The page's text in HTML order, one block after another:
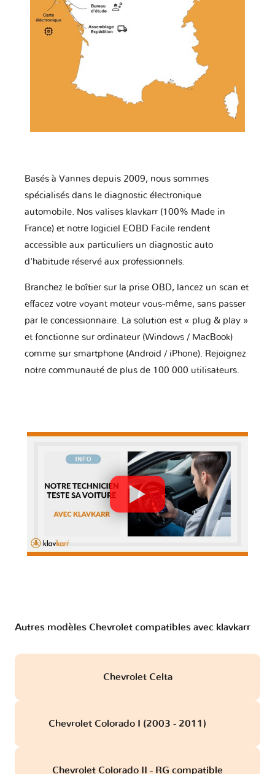
Basés à Vannes depuis 2009, nous sommes
spécialisés dans le diagnostic électronique
automobile. Nos valises klavkarr (100% Made in
France) et notre logiciel EOBD Facile rendent
accessible aux particuliers un diagnostic auto
d'habitude réservé aux professionnels.
Branchez le boîtier sur la prise OBD, lancez un scan et
effacez votre voyant moteur vous-même, sans passer
par le concessionnaire. La solution est « plug & play »
et fonctionne sur ordinateur (Windows / MacBook)
comme sur smartphone (Android / iPhone). Rejoignez
notre communauté de plus de 100 000 utilisateurs.
Autres modèles Chevrolet compatibles avec klavkarr
Chevrolet Celta
Chevrolet Colorado I (2003 - 2011)
Chevrolet Colorado II - RG compatible